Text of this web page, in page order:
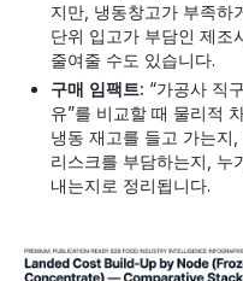
지만, 냉동창고가 부족하
단위 입고가 부담인 제조
줄여줄 수도 있습니다.
구매 임팩트: “가공사 직
유”를 비교할 때 물리적
냉동 재고를 들고 가는지
리스크를 부담하는지, 누
내는지로 정리됩니다.